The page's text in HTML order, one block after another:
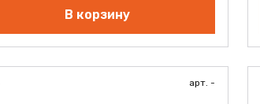
В корзину
арт. -